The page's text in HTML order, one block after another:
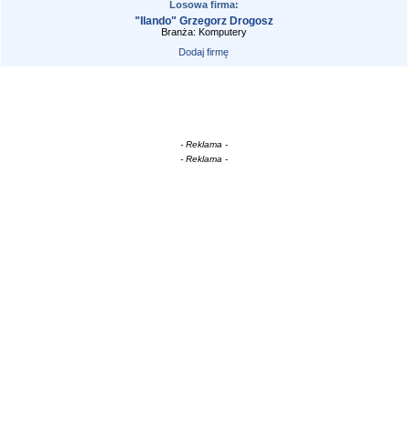
Losowa firma:
"Ilando" Grzegorz Drogosz
Branża: Komputery
Dodaj firmę
- Reklama -
- Reklama -